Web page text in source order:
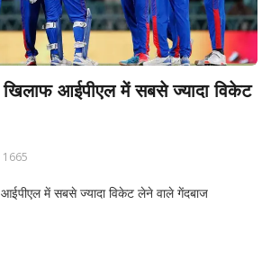
आईपीएल में सबसे ज्यादा विकेट
1665
में सबसे ज्यादा विकेट लेने वाले गेंदबाज